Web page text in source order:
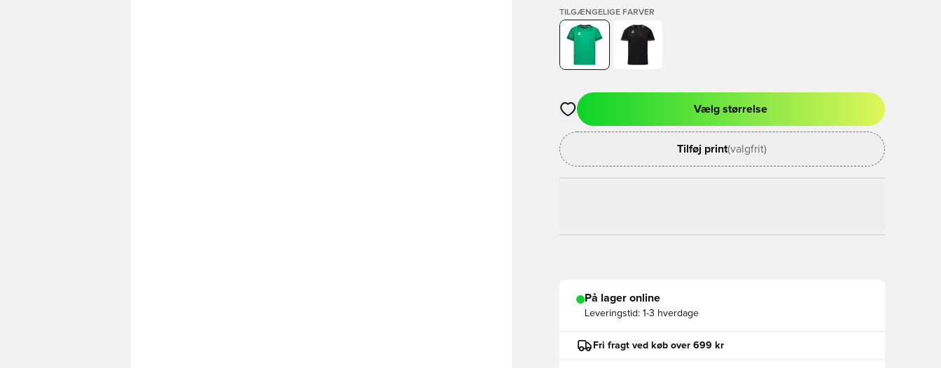
TILGÆNGELIGE FARVER
Åbner en Modal til at logge ind eller tilmelde dig som medlem
Vælg størrelse
Tilføj print(valgfrit)
På lager online
Leveringstid: 1-3 hverdage
Fri fragt ved køb over 699 kr